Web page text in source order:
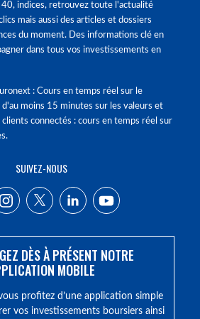
40, indices, retrouvez toute l'actualité
mais aussi des articles et dossiers
du moment. Des informations clé en
dans tous vos investissements en
: Cours en temps réel sur le
moins 15 minutes sur les valeurs et
connectés : cours en temps réel sur
SUIVEZ-NOUS
DÈS À PRÉSENT NOTRE
MOBILE
profitez d’une application simple
vos investissements boursiers ainsi